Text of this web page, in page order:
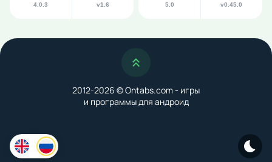
4.0.3 v1.6 5.0 v0.45.0
Наверх
2012-2026 © Ontabs.com - игры
и программы для андроид